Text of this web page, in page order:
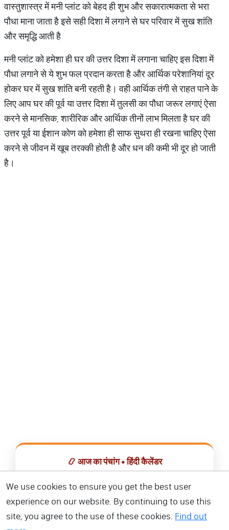
वास्तुशास्त्र में मनी प्लांट को बेहद ही शुभ और सकारात्मकता से भरा
पौधा माना जाता है इसे सही दिशा में लगाने से घर परिवार में सुख शांति
और समृद्धि आती है
मनी प्लांट को हमेशा ही घर की उत्तर दिशा में लगाना चाहिए इस दिशा में
पौधा लगाने से ये शुभ फल प्रदान करता है और आर्थिक परेशानियां दूर
होकर घर में सुख शांति बनी रहती है। वही आर्थिक तंगी से राहत पाने के
लिए आप घर की पूर्व या उत्तर दिशा में तुलसी का पौधा जरूर लगाएं ऐसा
करने से मानसिक, शारीरिक और आर्थिक तीनों लाभ मिलता है घर की
उत्तर पूर्व या ईशान कोण को हमेशा ही साफ सुथरा ही रखना चाहिए ऐसा
करने से जीवन में खूब तरक्की होती है और धन की कमी भी दूर हो जाती
है।
📿 आज का पंचांग • हिंदी कैलेंडर
📅 हिंदी कैलेंडर ऐप डाउनलोड करें
We use cookies to ensure you get the best user
experience on our website. By continuing to use this
site, you agree to the use of these cookies. Find out